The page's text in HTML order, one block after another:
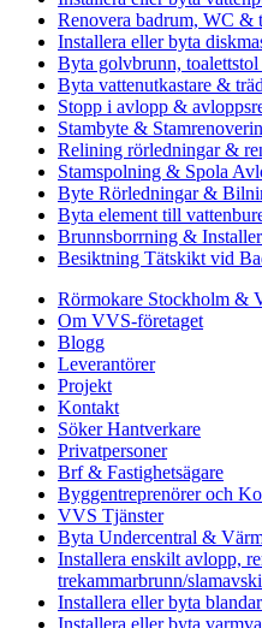
Renovera badrum, WC &
Installera eller byta
Byta golvbrunn,
Byta vattenutkastare &
Stopp i avlopp &
Stambyte &
Relining rörledningar &
Stamspolning & Spola
Byte Rörledningar &
Byta element till
Brunnsborrning &
Besiktning Tätskikt vid
Rörmokare Stockholm &
Om VVS-företaget
Blogg
Leverantörer
Projekt
Kontakt
Söker Hantverkare
Privatpersoner
Brf & Fastighetsägare
Byggentreprenörer och
VVS Tjänster
Byta Undercentral &
Installera enskilt avlopp,
trekammarbrunn/
Installera eller byta
Installera eller byta